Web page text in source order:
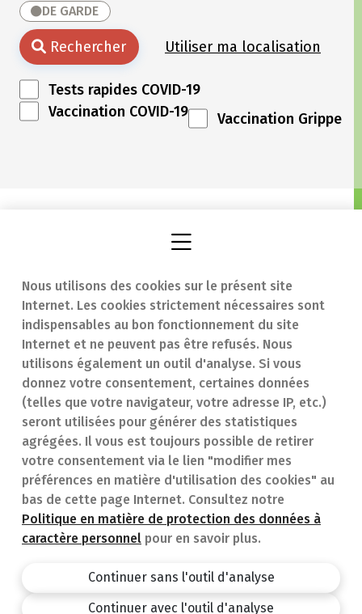
Nous utilisons des cookies sur le présent site
Internet. Les cookies strictement nécessaires sont
indispensables au bon fonctionnement du site
Internet et ne peuvent pas être refusés. Nous
utilisons également un outil d'analyse. Si vous
donnez votre consentement, certaines données
(telles que votre navigateur, votre adresse IP, etc.)
seront utilisées pour générer des statistiques
agrégées. Il vous est toujours possible de retirer
votre consentement via le lien "modifier mes
préférences en matière d'utilisation des cookies" au
bas de cette page Internet. Consultez notre
Politique en matière de protection des données à
caractère personnel pour en savoir plus.
Continuer sans l'outil d'analyse
Continuer avec l'outil d'analyse
DE GARDE
Rechercher Utiliser ma localisation
Tests rapides COVID-19
Vaccination COVID-19
Vaccination Grippe
Trouver une
pharmacie
Notre expertise
Maladies
Médicaments
En cas d'urgence
Contact
Questions
fréquentes (FAQ)
Pharmacie.be
Privacy policy
Conditions générales